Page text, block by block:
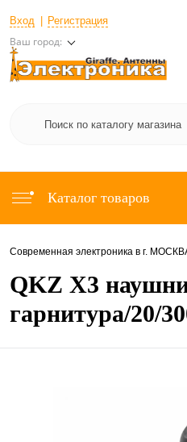
Вход Регистрация
Ваш город:
Каталог товаров
Современная электроника в г.
QKZ X3
гарнитура/20/